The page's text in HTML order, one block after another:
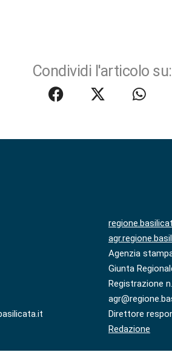
Condividi l'articolo su:
Agenzia
Giunta
Registrazione
Direttore
Redazione